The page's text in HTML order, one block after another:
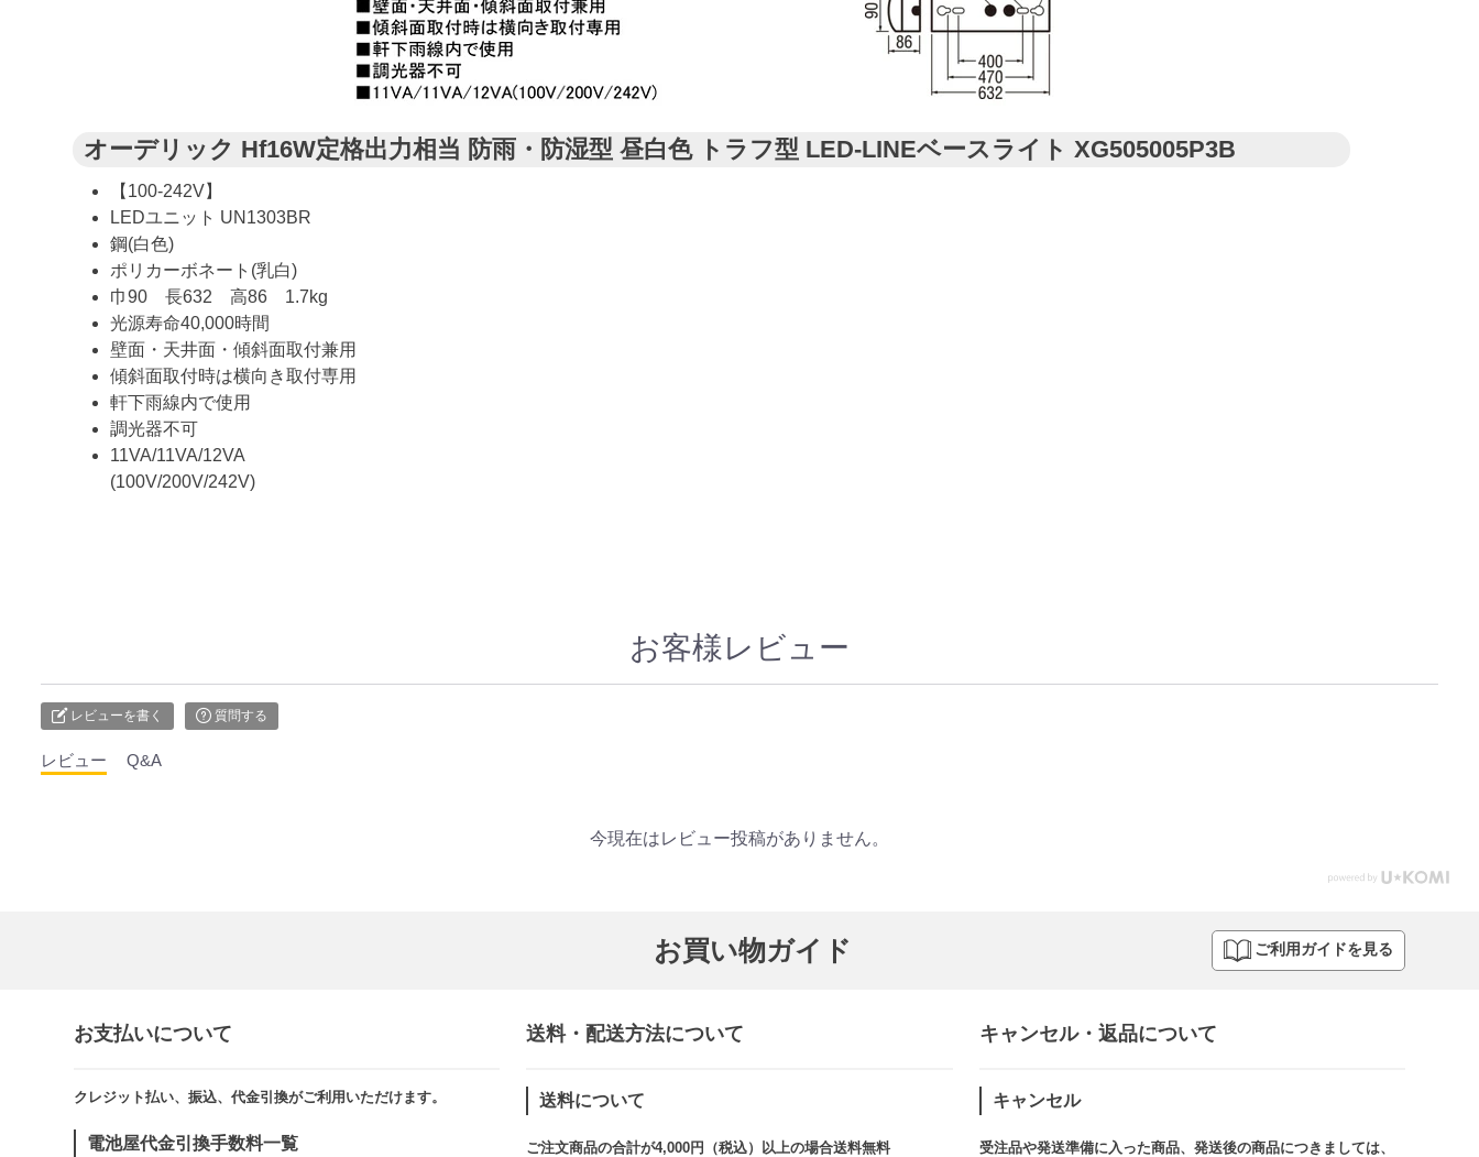
オーデリック Hf16W定格出力相当 防雨・防湿型 昼白色 トラフ型 LED-LINEベースライト XG505005P3B
【100-242V】
LEDユニット UN1303BR
鋼(白色)
ポリカーボネート(乳白)
巾90 長632 高86 1.7kg
光源寿命40,000時間
壁面・天井面・傾斜面取付兼用
傾斜面取付時は横向き取付専用
軒下雨線内で使用
調光器不可
11VA/11VA/12VA
(100V/200V/242V)
お客様レビュー
レビューを書く 質問する
レビュー Q&A
今現在はレビュー投稿がありません。
お買い物ガイド ご利用ガイドを見る
お支払いについて
クレジット払い、振込、代金引換がご利用いただけます。​​
電池屋代金引換手数料一覧
送料・配送方法について​
送料について
ご注文商品の合計が4,000円（税込）以上の場合送料無料
キャンセル・返品について​
キャンセル
受注品や発送準備に入った商品、発送後の商品につきましては、